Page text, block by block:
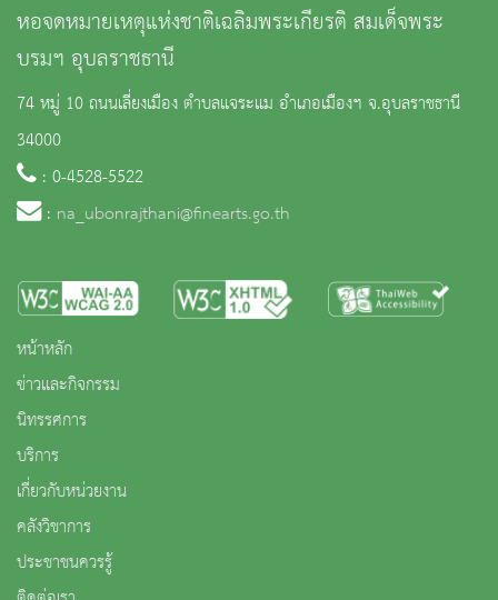
หอจดหมายเหตุแห่งชาติเฉลิมพระเกียรติ สมเด็จพระ
บรมฯ อุบลราชธานี
74 หมู่ 10 ถนนเลี่ยงเมือง ตำบลแจระแม อำเภอเมืองฯ จ.อุบลราชธานี
34000
: 0-4528-5522
: na_ubonrajthani@finearts.go.th
หน้าหลัก
ข่าวและกิจกรรม
นิทรรศการ
บริการ
เกี่ยวกับหน่วยงาน
คลังวิชาการ
ประชาชนควรรู้